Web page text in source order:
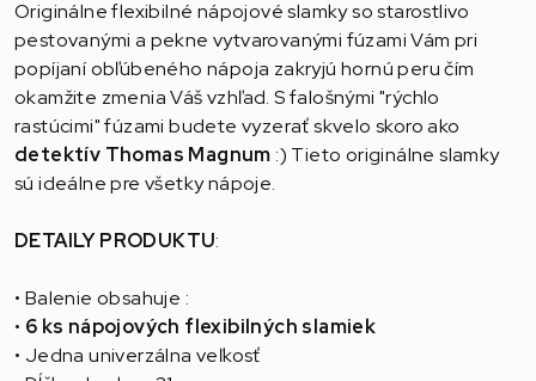
Originálne flexibilné nápojové slamky so starostlivo
pestovanými a pekne vytvarovanými fúzami Vám pri
popíjaní obľúbeného nápoja zakryjú hornú peru čím
okamžite zmenia Váš vzhľad. S falošnými "rýchlo
rastúcimi" fúzami budete vyzerať skvelo skoro ako
detektív Thomas Magnum :) Tieto originálne slamky
sú ideálne pre všetky nápoje.
DETAILY PRODUKTU:
• Balenie obsahuje :
• 6 ks nápojových flexibilných slamiek
• Jedna univerzálna veľkosť